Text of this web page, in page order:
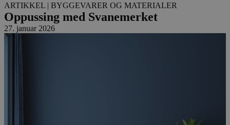
ARTIKKEL | BYGGEVARER OG MATERIALER
Oppussing med Svanemerket
27. januar 2026